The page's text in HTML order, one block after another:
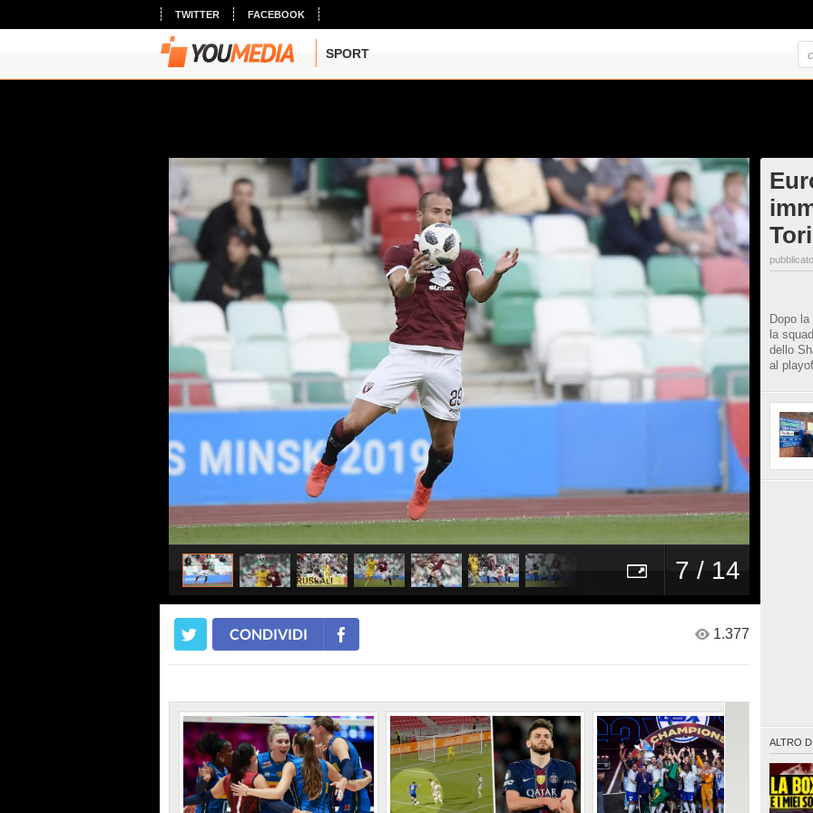
TWITTER FACEBOOK
SPORT
7 / 14
Dopo
la
dello
al
ALTRO DI
CONDIVIDI 1.377